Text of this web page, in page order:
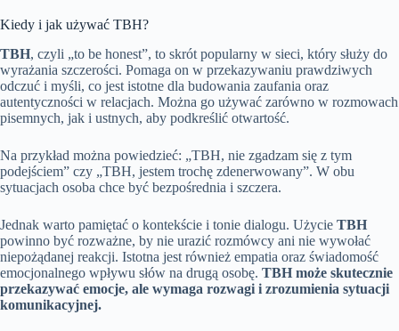
Kiedy i jak używać TBH?
TBH, czyli „to be honest”, to skrót popularny w sieci, który służy do
wyrażania szczerości. Pomaga on w przekazywaniu prawdziwych
odczuć i myśli, co jest istotne dla budowania zaufania oraz
autentyczności w relacjach. Można go używać zarówno w rozmowach
pisemnych, jak i ustnych, aby podkreślić otwartość.
Na przykład można powiedzieć: „TBH, nie zgadzam się z tym
podejściem” czy „TBH, jestem trochę zdenerwowany”. W obu
sytuacjach osoba chce być bezpośrednia i szczera.
Jednak warto pamiętać o kontekście i tonie dialogu. Użycie TBH
powinno być rozważne, by nie urazić rozmówcy ani nie wywołać
niepożądanej reakcji. Istotna jest również empatia oraz świadomość
emocjonalnego wpływu słów na drugą osobę. TBH może skutecznie
przekazywać emocje, ale wymaga rozwagi i zrozumienia sytuacji
komunikacyjnej.